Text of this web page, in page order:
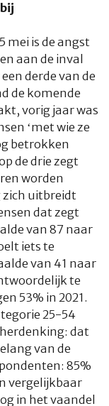
mei is de angst
aan de inval
derde van de
de komende
vorig jaar was
‘met wie ze
betrokken
de drie zegt
worden
zich uitbreidt
dat zegt
van 87 naar
iets te
van 41 naar
te
53% in 2021.
25-54
dat
van de
85%
vergelijkbaar
in het vaandel